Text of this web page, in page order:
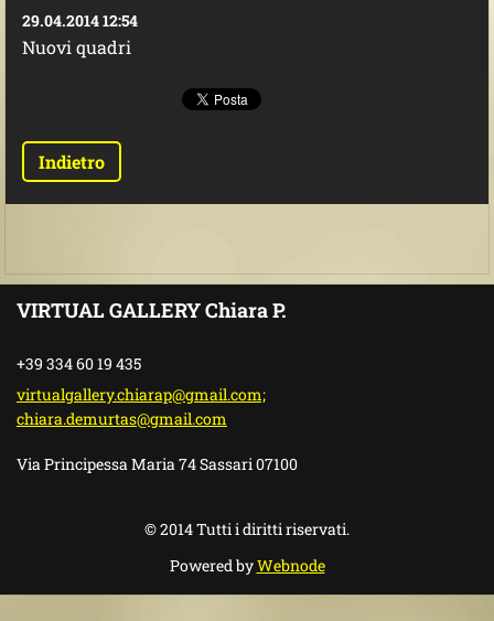
29.04.2014 12:54
Nuovi quadri
Indietro
VIRTUAL GALLERY Chiara P.
+39 334 60 19 435
virtualgallery.chiarap@gmail.com;
chiara.demurtas@gmail.com
Via Principessa Maria 74 Sassari 07100
© 2014 Tutti i diritti riservati.
Powered byWebnode